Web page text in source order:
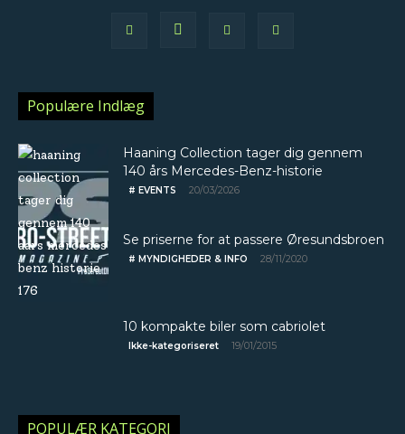
Populære Indlæg
Haaning Collection tager dig gennem
140 års Mercedes-Benz-historie
# EVENTS 20/03/2026
Se priserne for at passere Øresundsbroen
# MYNDIGHEDER & INFO 28/11/2020
10 kompakte biler som cabriolet
Ikke-kategoriseret 19/01/2015
POPULÆR KATEGORI